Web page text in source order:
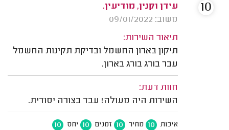
עידן וקנין, מודיעין.
משוב: 09/01/2022
תיאור השירות:
תיקון בארון החשמל ובדיקת תקינות החשמל
עבר בורג בורג בארון.
חוות דעת:
השירות היה מעולה! עבד בצורה יסודית.
איכות 10 מחיר 10 זמנים 10 יחס 10
10